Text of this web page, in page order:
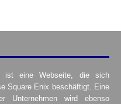
ist eine Webseite, die sich
Square Enix beschäftigt. Eine
Unternehmen wird ebenso